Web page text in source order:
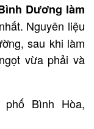
Dương làm
Nguyên liệu
sau khi làm
vừa phải và
Bình Hòa,